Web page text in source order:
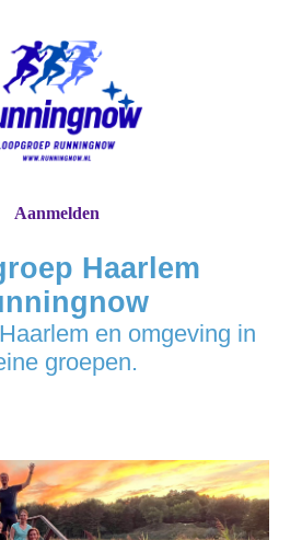
Haarlem
en omgeving in
groepen.
Aanmelden